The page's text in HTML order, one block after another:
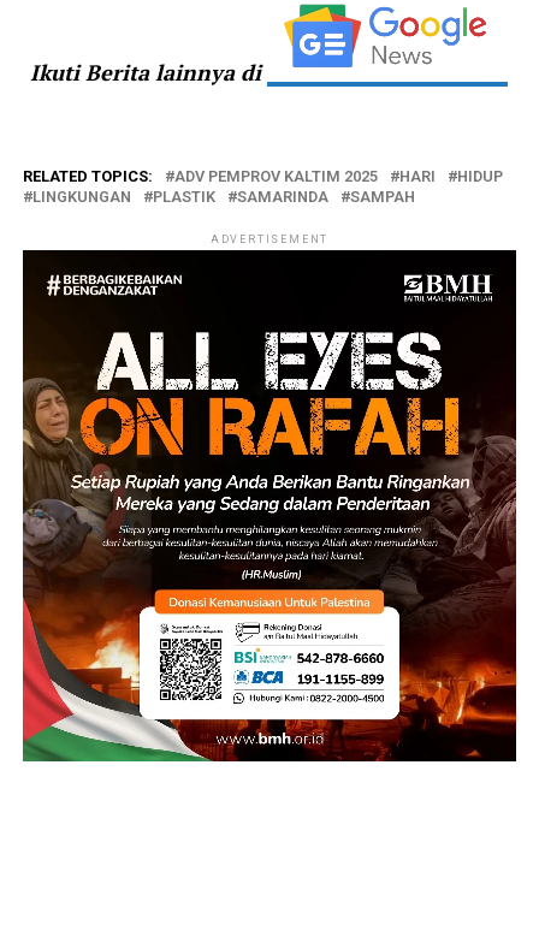
Ikuti Berita lainnya di
RELATED TOPICS: ADV PEMPROV KALTIM 2025 HARI
HIDUP
LINGKUNGAN
PLASTIK SAMARINDA SAMPAH
ADVERTISEMENT